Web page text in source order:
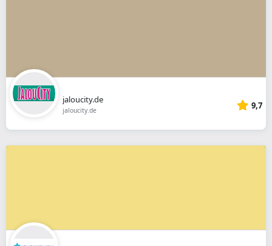
jaloucity.de
jaloucity.de 9,7